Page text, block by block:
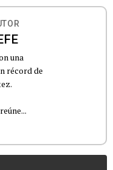
una
récord de